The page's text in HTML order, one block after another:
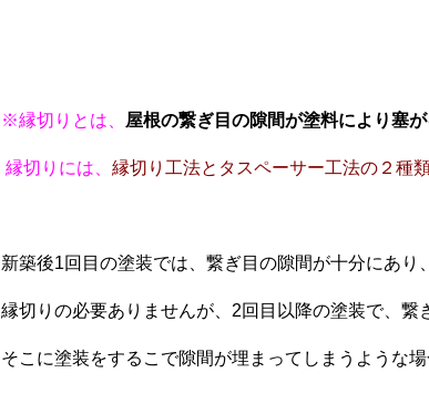
※縁切りとは、 屋根の繋ぎ目の隙間が塗料により塞
縁切りには、 縁切り工法とタスペーサー工法の２種
新築後1回目の塗装では、繋ぎ目の隙間が十分にあり
縁切りの必要ありませんが、2回目以降の塗装で、繋
そこに塗装をするこで隙間が埋まってしまうような場